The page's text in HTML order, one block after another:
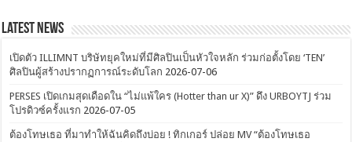
Latest News
เปิดตัว ILLIMNT บริษัทยุคใหม่ที่มีศิลปินเป็นหัวใจหลัก ร่วมก่อตั้งโดย ‘TEN’
ศิลปินผู้สร้างปรากฏการณ์ระดับโลก 2026-07-06
PERSES เปิดเกมสุดเดือดใน “ไม่แพ้ใคร (Hotter than ur X)” ดึง URBOYTJ ร่วม
โปรดิวซ์ครั้งแรก 2026-07-05
ต้องโทษเธอ ที่มาทำให้ฉันคิดถึงบ่อย ! ทิกเกอร์ ปล่อย MV “ต้องโทษเธอ